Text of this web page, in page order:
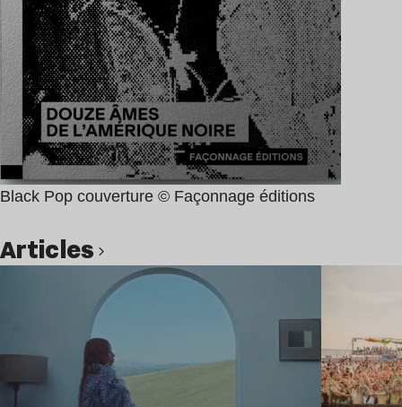
Black Pop couverture © Façonnage éditions
Articles